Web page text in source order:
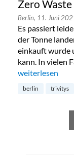
Zero
Berlin, 11. Juni
Es passiert
der Tonne
einkauft wurde
kann. In vielen
„Zero Waste
weiterlesen
berlin trivitys